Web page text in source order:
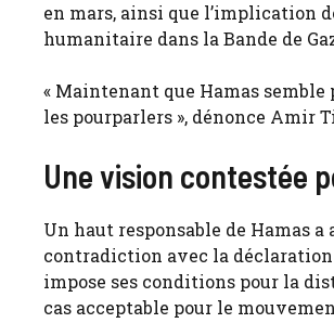
en mars, ainsi que l’implication
humanitaire dans la Bande de
« Maintenant que Hamas
les pourparlers », dénonce Amir
Une vision contestée
Un haut responsable de Hamas
contradic­tion avec la déclaration
impose ses conditions pour la
cas acceptable pour le